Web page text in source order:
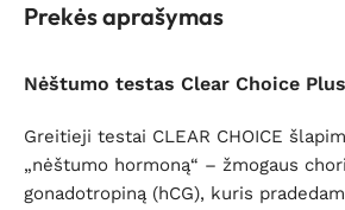
Prekės aprašymas
Nėštumo testas Clear Choice
Greitieji testai CLEAR CHOICE
„nėštumo hormoną“ – žmogaus
gonadotropiną (hCG), kuris